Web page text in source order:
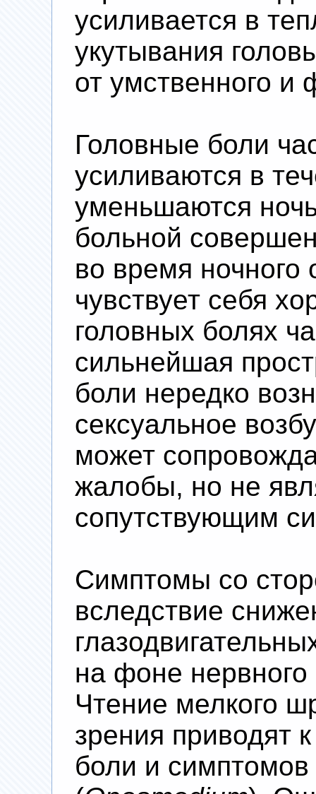
усиливается в
укутывания
от умственного и
Головные боли
усиливаются в
уменьшаются
больной
во время ночного
чувствует себя
головных болях
сильнейшая
боли нередко
сексуальное
может
жалобы, но не
сопутствующим
Симптомы со
вследствие
на фоне
Чтение мелкого
зрения приводят
боли и симптомов